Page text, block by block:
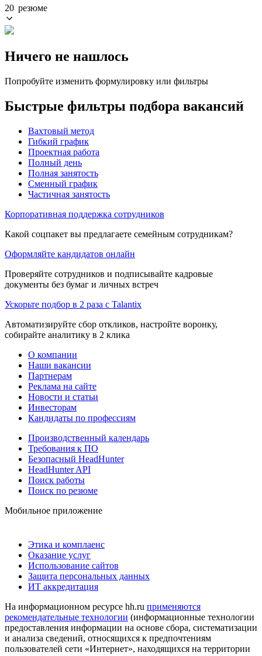
20 резюме
Ничего не нашлось
Попробуйте изменить формулировку или фильтры
Быстрые фильтры подбора вакансий
Вахтовый метод
Гибкий график
Проектная работа
Полный день
Полная занятость
Сменный график
Частичная занятость
Корпоративная поддержка сотрудников
Какой соцпакет вы предлагаете семейным сотрудникам?
Оформляйте кандидатов онлайн
Проверяйте сотрудников и подписывайте кадровые
документы без бумаг и личных встреч
Ускорьте подбор в 2 раза с Talantix
Автоматизируйте сбор откликов, настройте воронку,
собирайте аналитику в 2 клика
О компании
Наши вакансии
Партнерам
Реклама на сайте
Новости и статьи
Инвесторам
Кандидаты по профессиям
Производственный календарь
Требования к ПО
Безопасный HeadHunter
HeadHunter API
Поиск работы
Поиск по резюме
Мобильное приложение
Этика и комплаенс
Оказание услуг
Использование сайтов
Защита персональных данных
ИТ аккредитация
На информационном ресурсе hh.ru применяются
рекомендательные технологии (информационные технологии
предоставления информации на основе сбора, систематизации
и анализа сведений, относящихся к предпочтениям
пользователей сети «Интернет», находящихся на территории